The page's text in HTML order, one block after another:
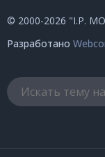
© 2000-2026 "I.P.
Разработано